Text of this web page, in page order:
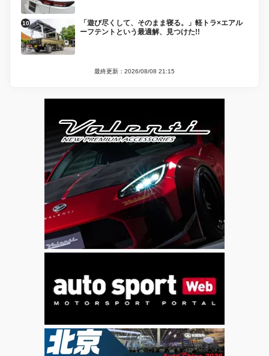
「遊び尽くして、そのまま寝る。」軽トラ×エアル
ーフテントという最適解、見つけた!!
最終更新：2026/08/08 21:15